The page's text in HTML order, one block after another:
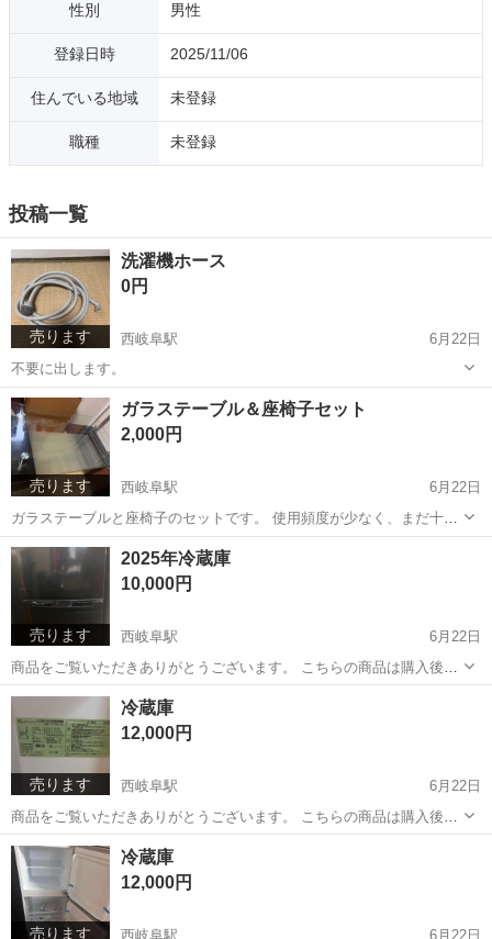
性別 男性
登録日時 2025/11/06
住んでいる地域 未登録
職種 未登録
投稿一覧
売ります
洗濯機ホース
0円
西岐阜駅
6月22日
不要に出します。
岐阜 岐阜市 生活家電 ホース
売ります
ガラステーブル＆座椅子セット
2,000円
西岐阜駅
6月22日
ガラステーブルと座椅子のセットです。 使用頻度が少なく、まだ十分
お使いいただけます。 ガラス面に大きな傷や割れはありません。 引っ
越し・整理のため出品します。 ※中古品のため、細かな傷や汚れはご
了承ください。 ※ノーク...
岐阜 岐阜市 西岐阜駅 テーブル
売ります
2025年冷蔵庫
10,000円
西岐阜駅
6月22日
商品をご覧いただきありがとうございます。 こちらの商品は購入後、
未使用のまま保管しておりました。 ビニールも未開封で、使用した形
跡はありません。 今後使用する予定がないため出品いたします。 ※ノ
ークレーム・ノーリターン...
岐阜 岐阜市 西岐阜駅
売ります
冷蔵庫
12,000円
西岐阜駅
6月22日
商品をご覧いただきありがとうございます。 こちらの商品は購入後、
未使用のまま保管しておりました。 ビニールも未開封で、使用した形
跡はありません。 今後使用する予定がないため出品いたします。 ※ノ
ークレーム・ノーリターン...
岐阜 岐阜市 西岐阜駅
売ります
冷蔵庫
12,000円
西岐阜駅
6月22日